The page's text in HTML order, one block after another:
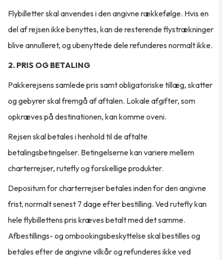
Flybilletter skal anvendes i den angivne rækkefølge. Hvis en
del af rejsen ikke benyttes, kan de resterende flystrækninger
blive annulleret, og ubenyttede dele refunderes normalt ikke.
2. PRIS OG BETALING
Pakkerejsens samlede pris samt obligatoriske tillæg, skatter
og gebyrer skal fremgå af aftalen. Lokale afgifter, som
opkræves på destinationen, kan komme oveni.
Rejsen skal betales i henhold til de aftalte
betalingsbetingelser. Betingelserne kan variere mellem
charterrejser, rutefly og forskellige produkter.
Depositum for charterrejser betales inden for den angivne
frist, normalt senest 7 dage efter bestilling. Ved rutefly kan
hele flybillettens pris kræves betalt med det samme.
Afbestillings- og ombookingsbeskyttelse skal bestilles og
betales efter de angivne vilkår og refunderes ikke ved